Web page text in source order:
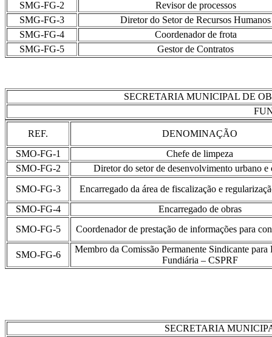
SMG-FG-2
Revisor de processos
SMG-FG-3
Diretor do Setor de Recursos Humanos
SMG-FG-4
Coordenador de frota
SMG-FG-5
Gestor de Contratos
SECRETARIA MUNICIPAL DE
REF.
DENOMINAÇÃO
SMO-FG-1
Chefe de limpeza
SMO-FG-2
Diretor do setor de desenvolvimento urbano e
SMO-FG-3
Encarregado da área de fiscalização e
SMO-FG-4
Encarregado de obras
SMO-FG-5
Coordenador de prestação de informações para
SMO-FG-6
Membro da Comissão Permanente Sindicante para
Fundiária – CSPRF
SECRETARIA